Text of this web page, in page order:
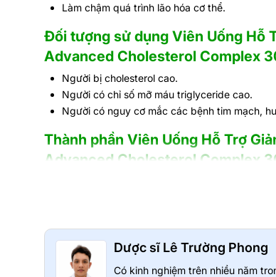
Làm chậm quá trình lão hóa cơ thể.
Đối tượng sử dụng Viên Uống Hỗ
Advanced Cholesterol Complex
Người bị cholesterol cao.
Người có chỉ số mỡ máu triglyceride cao.
Người có nguy cơ mắc các bệnh tim mạch,
Thành phần Viên Uống Hỗ Trợ
Advanced Cholesterol Complex
Red Yeast Rice (Men gạo đỏ) - (Monascus
Inositol Hexanicotinate: 10 mg
Octacosanol 7%: 6.66mg
Dược sĩ Lê Trường Phong
Có kinh nghiệm trên nhiều năm